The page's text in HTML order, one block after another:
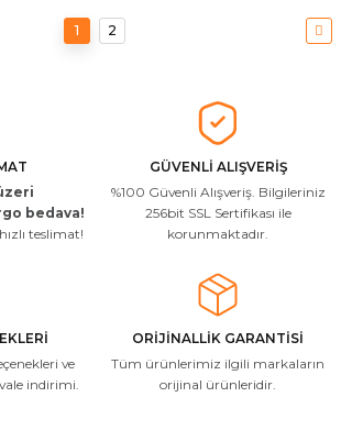
1 2
bedava!
teslimat!
GÜVENLİ ALIŞVERİŞ
%100 Güvenli Alışveriş. Bilgileriniz
256bit SSL Sertifikası ile
korunmaktadır.
ve
indirimi.
ORİJİNALLİK GARANTİSİ
Tüm ürünlerimiz ilgili markaların
orijinal ürünleridir.